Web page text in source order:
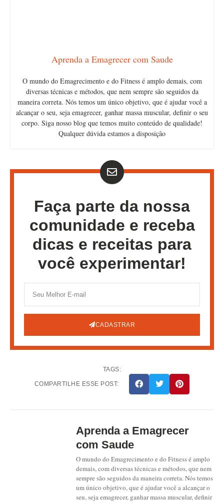
Aprenda a Emagrecer com Saude
O mundo do Emagrecimento e do Fitness é amplo demais, com
diversas técnicas e métodos, que nem sempre são seguidos da
maneira correta. Nós temos um único objetivo, que é ajudar você a
alcançar o seu, seja emagrecer, ganhar massa muscular, definir o seu
corpo. Siga nosso blog que temos muito conteúdo de qualidade!
Qualquer dúvida estamos a disposição
Faça parte da nossa
comunidade e receba
dicas e receitas para
você experimentar!
CADASTRAR
TAGS:
COMPARTILHE ESSE POST:
Aprenda a Emagrecer
com Saude
O mundo do Emagrecimento e do Fitness é amplo
demais, com diversas técnicas e métodos, que nem
sempre são seguidos da maneira correta. Nós temos
um único objetivo, que é ajudar você a alcançar o
seu, seja emagrecer, ganhar massa muscular, definir